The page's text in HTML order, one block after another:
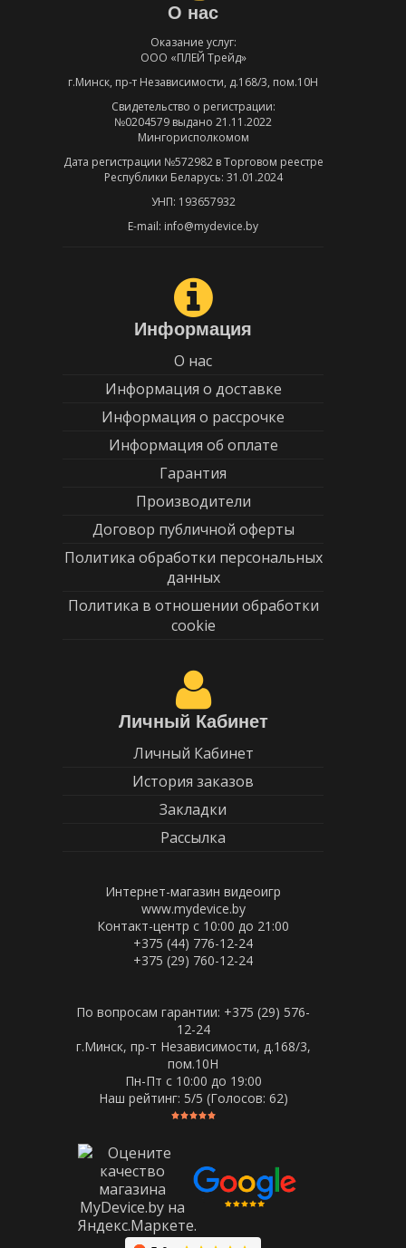
О нас
Оказание услуг:
ООО «ПЛЕЙ Трейд»
г.Минск, пр-т Независимости, д.168/3, пом.10Н
Свидетельство о регистрации:
№0204579 выдано 21.11.2022
Мингорисполкомом
Дата регистрации №572982 в Торговом реестре
Республики Беларусь: 31.01.2024
УНП: 193657932
E-mail: info@mydevice.by
Информация
О нас
Информация о доставке
Информация о рассрочке
Информация об оплате
Гарантия
Производители
Договор публичной оферты
Политика обработки персональных
данных
Политика в отношении обработки
cookie
Личный Кабинет
Личный Кабинет
История заказов
Закладки
Рассылка
Интернет-магазин видеоигр
www.mydevice.by
Контакт-центр с 10:00 до 21:00
+375 (44) 776-12-24
+375 (29) 760-12-24
По вопросам гарантии: +375 (29) 576-
12-24
г.Минск, пр-т Независимости, д.168/3,
пом.10Н
Пн-Пт c 10:00 до 19:00
Наш рейтинг: 5/5 (Голосов: 62)